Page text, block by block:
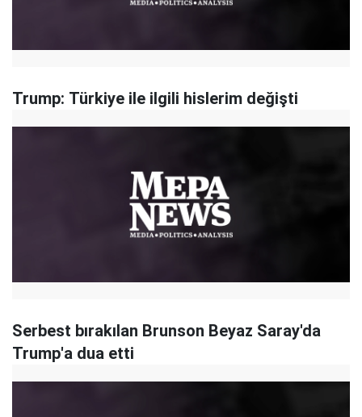
Trump: Türkiye ile ilgili hislerim değişti
Serbest bırakılan Brunson Beyaz Saray'da
Trump'a dua etti